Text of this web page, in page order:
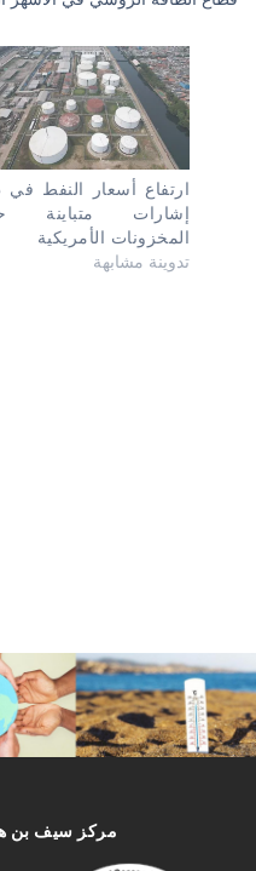
ارتفاع أسعار النفط
إشارات متباينة
المخزونات الأمريكية
تدوينة مشابهة
مركز سیف بن